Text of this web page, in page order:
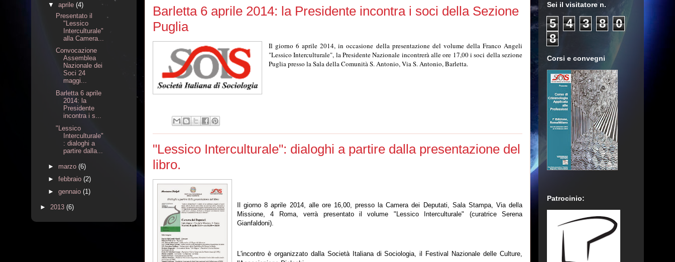
Barletta 6 aprile 2014: la Presidente incontra i soci della Sezione
Puglia
Il giorno 6 aprile 2014, in occasione della presentazione del volume della Franco Angeli
"Lessico Interculturale", la Presidente Nazionale incontrerà alle ore 17,00 i soci della sezione
Puglia presso la Sala della Comunità S. Antonio, Via S. Antonio, Barletta.
"Lessico Interculturale": dialoghi a partire dalla presentazione del
libro.
Il giorno 8 aprile 2014, alle ore 16,00, presso la Camera dei Deputati, Sala Stampa, Via della
Missione, 4 Roma, verrà presentato il volume "Lessico Interculturale" (curatrice Serena
Gianfaldoni).
L'incontro è organizzato dalla Società Italiana di Sociologia, il Festival Nazionale delle Culture,
▼ aprile (4)
Presentato il
"Lessico
Interculturale"
alla Camera...
Convocazione
Assemblea
Nazionale dei
Soci 24
maggi...
Barletta 6 aprile
2014: la
Presidente
incontra i s...
"Lessico
Interculturale"
: dialoghi a
partire dalla...
► marzo (6)
► febbraio (2)
► gennaio (1)
► 2013 (6)
Sei il visitatore n.
5 4 3 8
0
8
Corsi e convegni
Patrocinio: